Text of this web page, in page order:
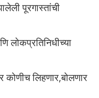
पूरगास्तांची
लोकप्रतिनिधीच्या
लिहणार,बोलणार